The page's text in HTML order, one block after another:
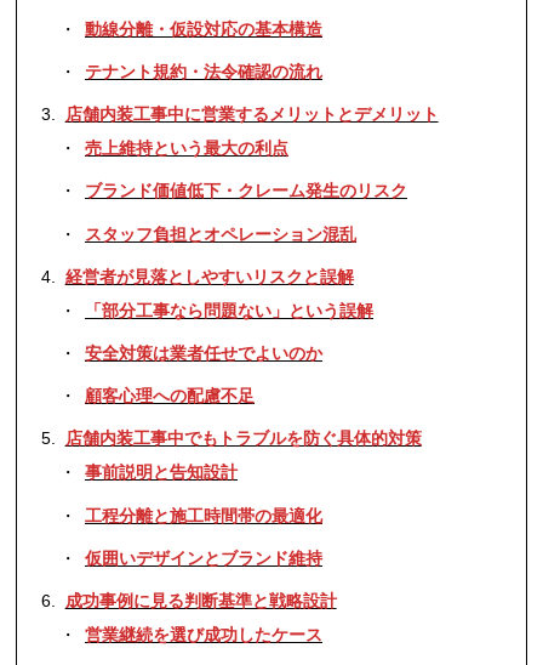
動線分離・仮設対応の基本構造
テナント規約・法令確認の流れ
店舗内装工事中に営業するメリットとデメリット
売上維持という最大の利点
ブランド価値低下・クレーム発生のリスク
スタッフ負担とオペレーション混乱
経営者が見落としやすいリスクと誤解
「部分工事なら問題ない」という誤解
安全対策は業者任せでよいのか
顧客心理への配慮不足
店舗内装工事中でもトラブルを防ぐ具体的対策
事前説明と告知設計
工程分離と施工時間帯の最適化
仮囲いデザインとブランド維持
成功事例に見る判断基準と戦略設計
営業継続を選び成功したケース